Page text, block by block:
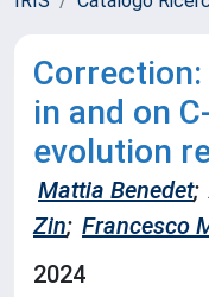
in and on
evolution
Mattia Benedet;
Zin; Francesco
2024